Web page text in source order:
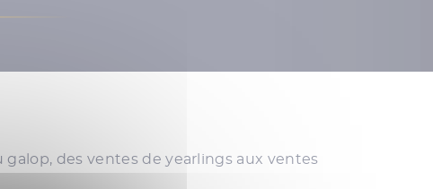
des ventes de yearlings aux ventes